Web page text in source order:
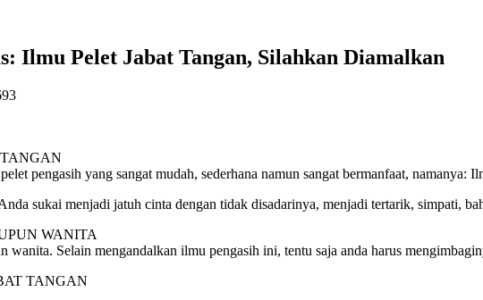
Ilmu Pelet Jabat Tangan, Silahkan Diamalkan
pengasih yang sangat mudah, sederhana namun sangat bermanfaat, namanya:
sukai menjadi jatuh cinta dengan tidak disadarinya, menjadi tertarik, simpati,
WANITA
Selain mengandalkan ilmu pengasih ini, tentu saja anda harus
TANGAN